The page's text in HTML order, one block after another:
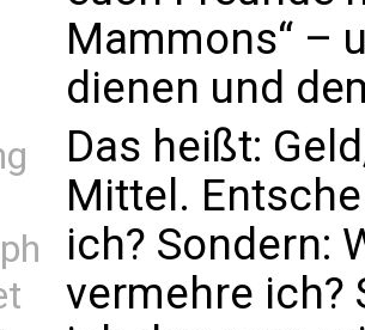
Mammons“ –
dienen und
Das heißt:
Mittel.
ich? Sondern:
vermehre ich?